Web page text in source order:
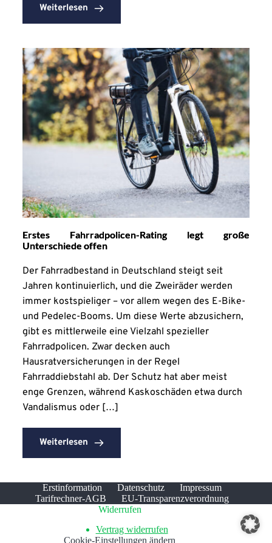
Weiterlesen
Erstes Fahrradpolicen-Rating legt große
Unterschiede offen
Der Fahrradbestand in Deutschland steigt seit
Jahren kontinuierlich, und die Zweiräder werden
immer kostspieliger – vor allem wegen des E-Bike-
und Pedelec-Booms. Um diese Werte abzusichern,
gibt es mittlerweile eine Vielzahl spezieller
Fahrradpolicen. Zwar decken auch
Hausratversicherungen in der Regel
Fahrraddiebstahl ab. Der Schutz hat aber meist
enge Grenzen, während Kaskoschäden etwa durch
Vandalismus oder […]
Weiterlesen
Erstinformation Datenschutz
Impressum
Tarifrechner-AGB
EU-Transparenzverordnung
Widerrufen
Vertrag widerrufen
Cookie-Einstellungen ändern